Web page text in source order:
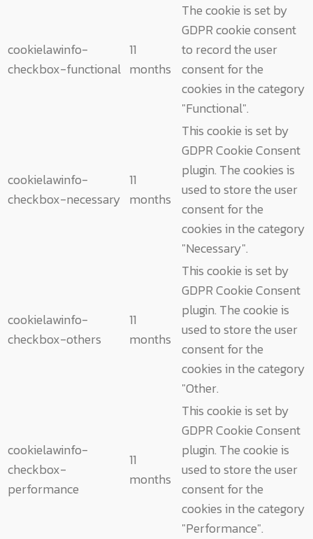
cookielawinfo-
checkbox-functional
11
months
The cookie is set by
GDPR cookie consent
to record the user
consent for the
cookies in the category
"Functional".
cookielawinfo-
checkbox-necessary
11
months
This cookie is set by
GDPR Cookie Consent
plugin. The cookies is
used to store the user
consent for the
cookies in the category
"Necessary".
cookielawinfo-
checkbox-others
11
months
This cookie is set by
GDPR Cookie Consent
plugin. The cookie is
used to store the user
consent for the
cookies in the category
"Other.
cookielawinfo-
checkbox-
performance
11
months
This cookie is set by
GDPR Cookie Consent
plugin. The cookie is
used to store the user
consent for the
cookies in the category
"Performance".